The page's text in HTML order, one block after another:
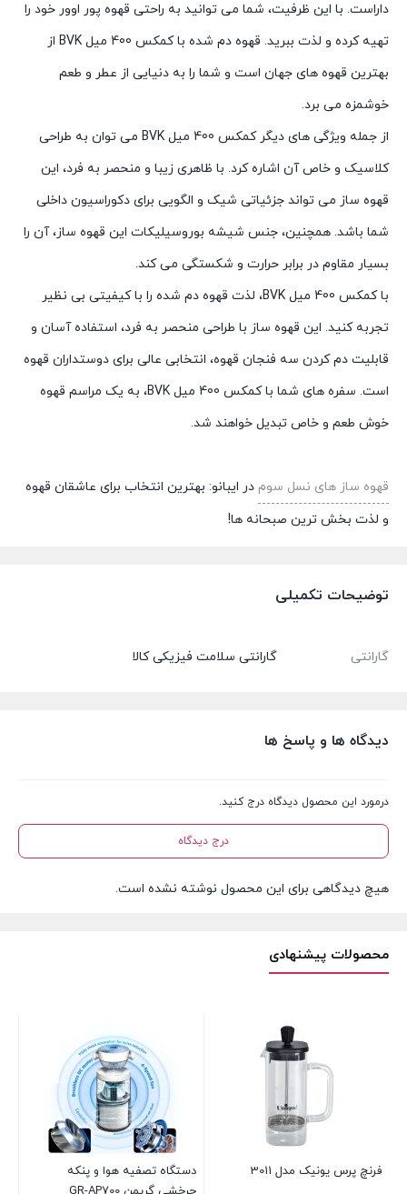
داراست. با این ظرفیت، شما می توانید به راحتی قهوه پور اوور خود را
تهیه کرده و لذت ببرید. قهوه دم شده با کمکس 400 میل BVK از
بهترین قهوه های جهان است و شما را به دنیایی از عطر و طعم
خوشمزه می برد.
از جمله ویژگی های دیگر کمکس 400 میل BVK می توان به طراحی
کلاسیک و خاص آن اشاره کرد. با ظاهری زیبا و منحصر به فرد، این
قهوه ساز می تواند جزئیاتی شیک و الگویی برای دکوراسیون داخلی
شما باشد. همچنین، جنس شیشه بوروسیلیکات این قهوه ساز، آن را
بسیار مقاوم در برابر حرارت و شکستگی می کند.
با کمکس 400 میل BVK، لذت قهوه دم شده را با کیفیتی بی نظیر
تجربه کنید. این قهوه ساز با طراحی منحصر به فرد، استفاده آسان و
قابلیت دم کردن سه فنجان قهوه، انتخابی عالی برای دوستداران قهوه
است. سفره های شما با کمکس 400 میل BVK، به یک مراسم قهوه
خوش طعم و خاص تبدیل خواهند شد.
قهوه ساز های نسل سوم در ایبانو: بهترین انتخاب برای عاشقان قهوه
و لذت بخش ترین صبحانه ها!
توضیحات تکمیلی
گارانتی گارانتی سلامت فیزیکی کالا
دیدگاه ها و پاسخ ها
درمورد این محصول دیدگاه درج کنید.
درج دیدگاه
هیچ دیدگاهی برای این محصول نوشته نشده است.
محصولات پیشنهادی
فرنچ پرس یونیک مدل 3011
دستگاه تصفیه هوا و پنکه